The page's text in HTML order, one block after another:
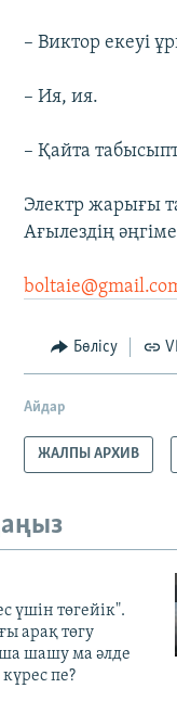
– Виктор екеуі
– Ия, ия.
– Қайта
Электр жарығы
Ағылездің
Бөлісу
Айдар
ЖАЛПЫ АРХИВ
үшін төгейік".
арақ төгу
шашу ма әлде
пе?